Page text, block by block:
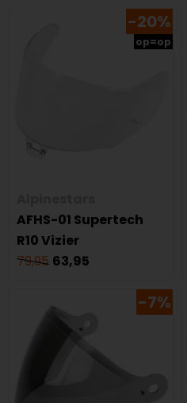
-20%
op=op
AFHS-01 Supertech
R10 Vizier
79,95 63,95
-7%